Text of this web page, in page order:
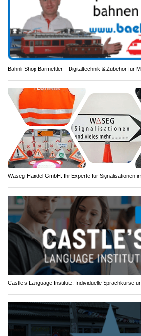
Bähnli-Shop Barmettler – Digitaltechnik & Zubehör für
Waseg-Handel GmbH: Ihr Experte für Signalisationen
Castle’s Language Institute: Individuelle Sprachkurse